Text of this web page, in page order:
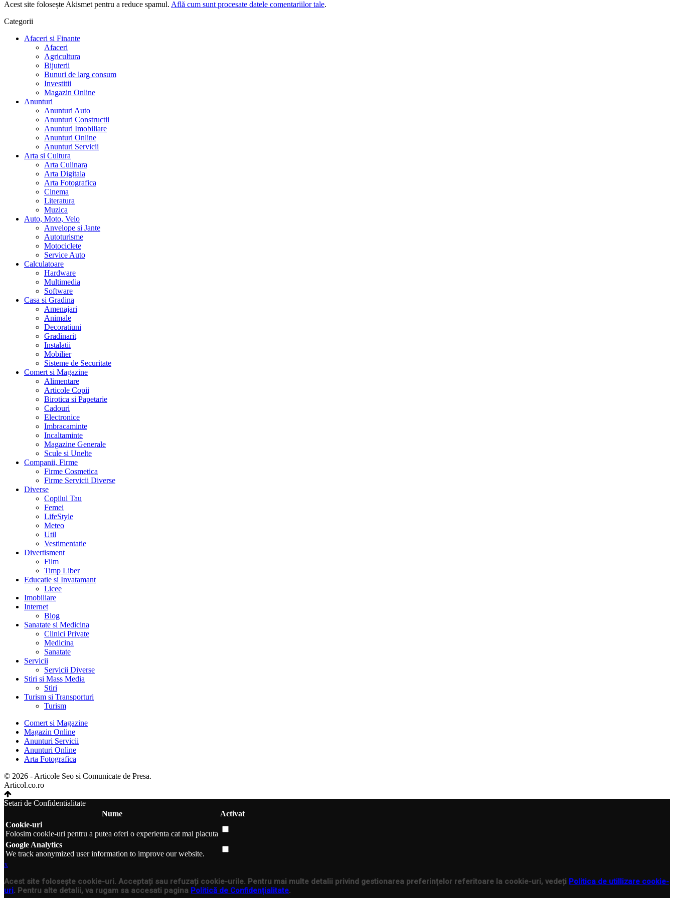
Acest site folosește Akismet pentru a reduce spamul. Află cum sunt procesate datele comentariilor tale.
Categorii
Afaceri si Finante
Afaceri
Agricultura
Bijuterii
Bunuri de larg consum
Investitii
Magazin Online
Anunturi
Anunturi Auto
Anunturi Constructii
Anunturi Imobiliare
Anunturi Online
Anunturi Servicii
Arta si Cultura
Arta Culinara
Arta Digitala
Arta Fotografica
Cinema
Literatura
Muzica
Auto, Moto, Velo
Anvelope si Jante
Autoturisme
Motociclete
Service Auto
Calculatoare
Hardware
Multimedia
Software
Casa si Gradina
Amenajari
Animale
Decoratiuni
Gradinarit
Instalatii
Mobilier
Sisteme de Securitate
Comert si Magazine
Alimentare
Articole Copii
Birotica si Papetarie
Cadouri
Electronice
Imbracaminte
Incaltaminte
Magazine Generale
Scule si Unelte
Companii, Firme
Firme Cosmetica
Firme Servicii Diverse
Diverse
Copilul Tau
Femei
LifeStyle
Meteo
Util
Vestimentatie
Divertisment
Film
Timp Liber
Educatie si Invatamant
Licee
Imobiliare
Internet
Blog
Sanatate si Medicina
Clinici Private
Medicina
Sanatate
Servicii
Servicii Diverse
Stiri si Mass Media
Stiri
Turism si Transporturi
Turism
Comert si Magazine
Magazin Online
Anunturi Servicii
Anunturi Online
Arta Fotografica
© 2026 - Articole Seo si Comunicate de Presa.
Articol.co.ro
Setari de Confidentialitate
Nume
Activat
Cookie-uri
Folosim cookie-uri pentru a putea oferi o experienta cat mai placuta
Google Analytics
We track anonymized user information to improve our website.
x
Acest site folosește cookie-uri. Acceptați sau refuzați cookie-urile. Pentru mai multe detalii privind gestionarea preferințelor referitoare la cookie-uri, vedeți Politica de utillizare cookie-
uri. Pentru alte detalii, va rugam sa accesati pagina Politică de Confidențialitate.